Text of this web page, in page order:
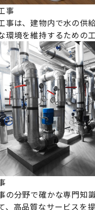
事
事は、建物内で水の供
環境を維持するための工
の分野で確かな専門知
、高品質なサービスを